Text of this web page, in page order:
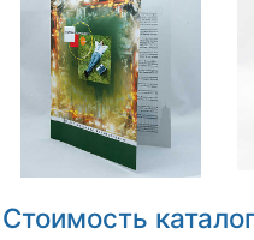
Стоимость